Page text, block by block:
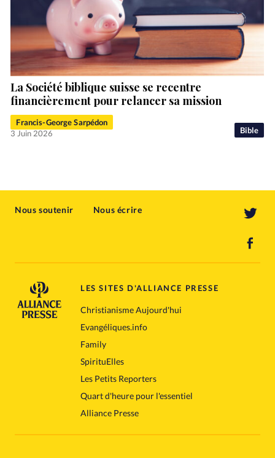
Bible
La Société biblique suisse se recentre
financièrement pour relancer sa mission
Francis-George Sarpédon
3 Juin 2026
Nous soutenir Nous écrire
LES SITES D'ALLIANCE PRESSE
Christianisme Aujourd'hui
Evangéliques.info
Family
SpirituElles
Les Petits Reporters
Quart d'heure pour l'essentiel
Alliance Presse